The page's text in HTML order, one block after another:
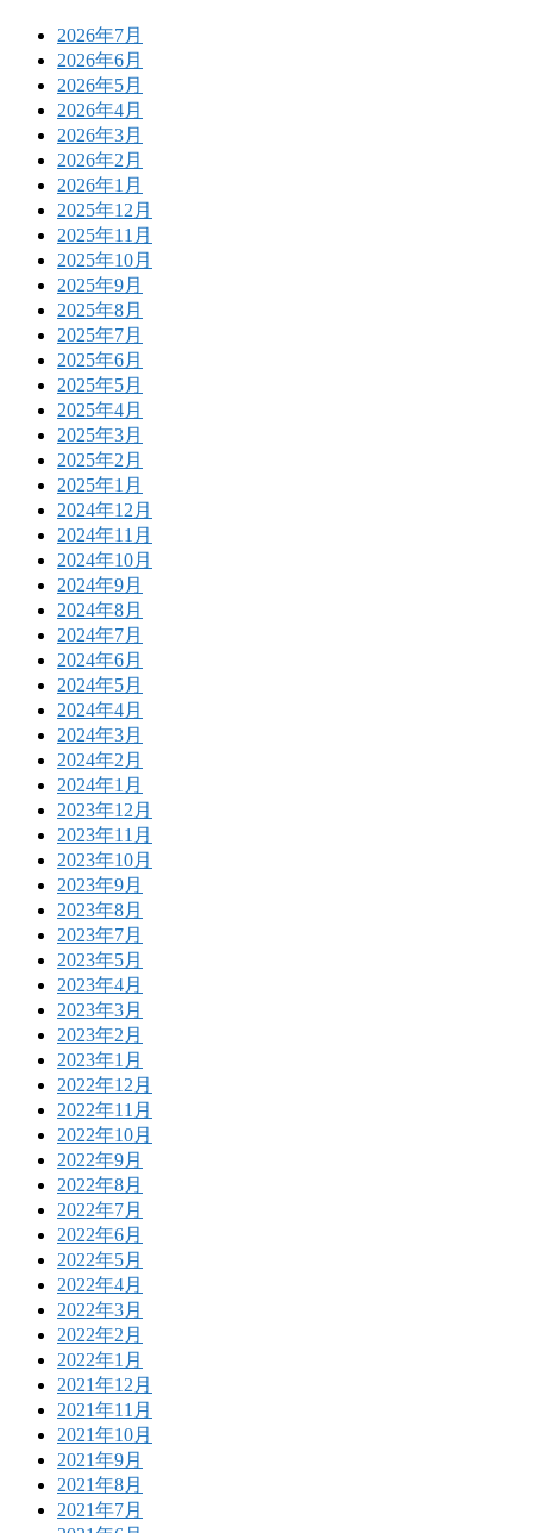
2026年7月
2026年6月
2026年5月
2026年4月
2026年3月
2026年2月
2026年1月
2025年12月
2025年11月
2025年10月
2025年9月
2025年8月
2025年7月
2025年6月
2025年5月
2025年4月
2025年3月
2025年2月
2025年1月
2024年12月
2024年11月
2024年10月
2024年9月
2024年8月
2024年7月
2024年6月
2024年5月
2024年4月
2024年3月
2024年2月
2024年1月
2023年12月
2023年11月
2023年10月
2023年9月
2023年8月
2023年7月
2023年5月
2023年4月
2023年3月
2023年2月
2023年1月
2022年12月
2022年11月
2022年10月
2022年9月
2022年8月
2022年7月
2022年6月
2022年5月
2022年4月
2022年3月
2022年2月
2022年1月
2021年12月
2021年11月
2021年10月
2021年9月
2021年8月
2021年7月